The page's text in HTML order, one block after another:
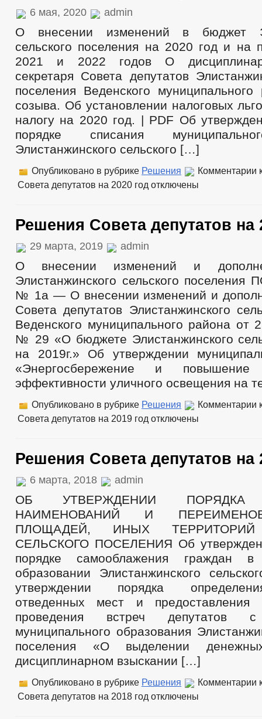
6 мая, 2020 admin
О внесении изменений в бюджет
сельского поселения на 2020 год и на
2021 и 2022 годов О
секретаря Совета депутатов
поселения Веденского муниципального
созыва. Об установлении налоговых
налогу на 2020 год. | PDF Об
порядке списания
Элистанжинского сельского […]
Опубликовано в рубрике Решения Комментарии
Совета депутатов на 2020 год отключены
Решения Совета депутатов на
29 марта, 2019 admin
О внесении изменений и
Элистанжинского сельского
№ 1а — О внесении изменений и
Совета депутатов Элистанжинского
Веденского муниципального района от
№ 29 «О бюджете Элистанжинского
на 2019г.» Об утверждении
«Энергосбережение и повышение
эффективности уличного освещения на
Опубликовано в рубрике Решения Комментарии
Совета депутатов на 2019 год отключены
Решения Совета депутатов на
6 марта, 2018 admin
ОБ УТВЕРЖДЕНИИ ПОРЯДКА
НАИМЕНОВАНИЙ И
ПЛОЩАДЕЙ, ИНЫХ ТЕРРИТОРИЙ
СЕЛЬСКОГО ПОСЕЛЕНИЯ Об
порядке самооблажения граждан в
образовании Элистанжинского
утверждении порядка
отведенных мест и
проведения встреч депутатов с
муниципального образования
поселения «О выделении
дисциплинарном взыскании […]
Опубликовано в рубрике Решения Комментарии
Совета депутатов на 2018 год отключены